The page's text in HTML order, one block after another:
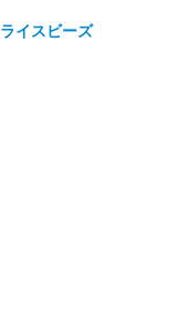
ライスビーズ